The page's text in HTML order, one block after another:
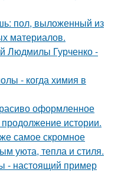
пол, выложенный из
материалов.
Людмилы Гурченко -
- когда химия в
оформленное
продолжение истории.
самое скромное
уюта, тепла и стиля.
- настоящий пример